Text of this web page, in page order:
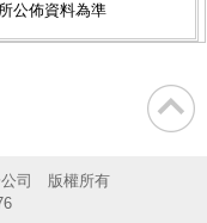
公佈資料為準
公司 版權所有